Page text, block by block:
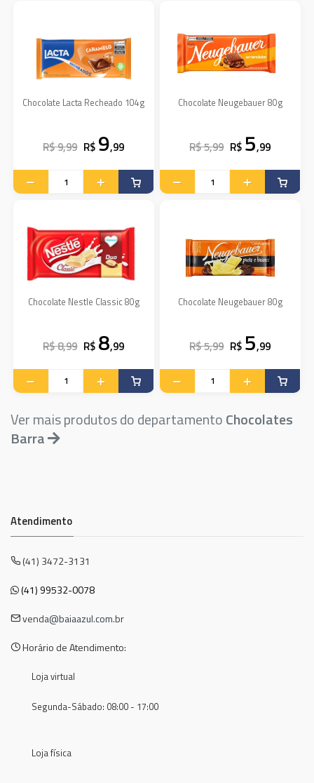
Chocolate Lacta Recheado 104g
R$ 9,99 R$ 9,99
Chocolate Neugebauer 80g
R$ 5,99 R$ 5,99
Chocolate Nestle Classic 80g
R$ 8,99 R$ 8,99
Chocolate Neugebauer 80g
R$ 5,99 R$ 5,99
Ver mais produtos do departamentoChocolates
Barra
Atendimento
(41) 3472-3131
(41) 99532-0078
venda@baiaazul.com.br
Horário de Atendimento:
Loja virtual
Segunda-Sábado: 08:00 - 17:00
Loja física